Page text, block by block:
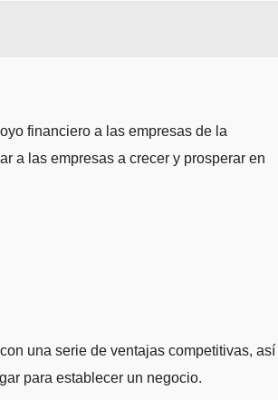
financiero a las empresas de la
a las empresas a crecer y prosperar en
una serie de ventajas competitivas, así
para establecer un negocio.